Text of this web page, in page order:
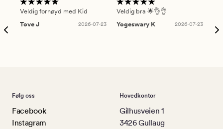
Veldig fornøyd med Kid
Tove J
2026-07-23
Veldig bra 🌟👌👌
Yogeswary K
2026-07-23
Følg oss
Facebook
Instagram
Hovedkontor
Gilhusveien 1
3426 Gullaug